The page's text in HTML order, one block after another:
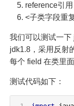
reference引
<子类字段重
我们可以测试一下
jdk1.8，采用反射
每个 field 在类里
测试代码如下：